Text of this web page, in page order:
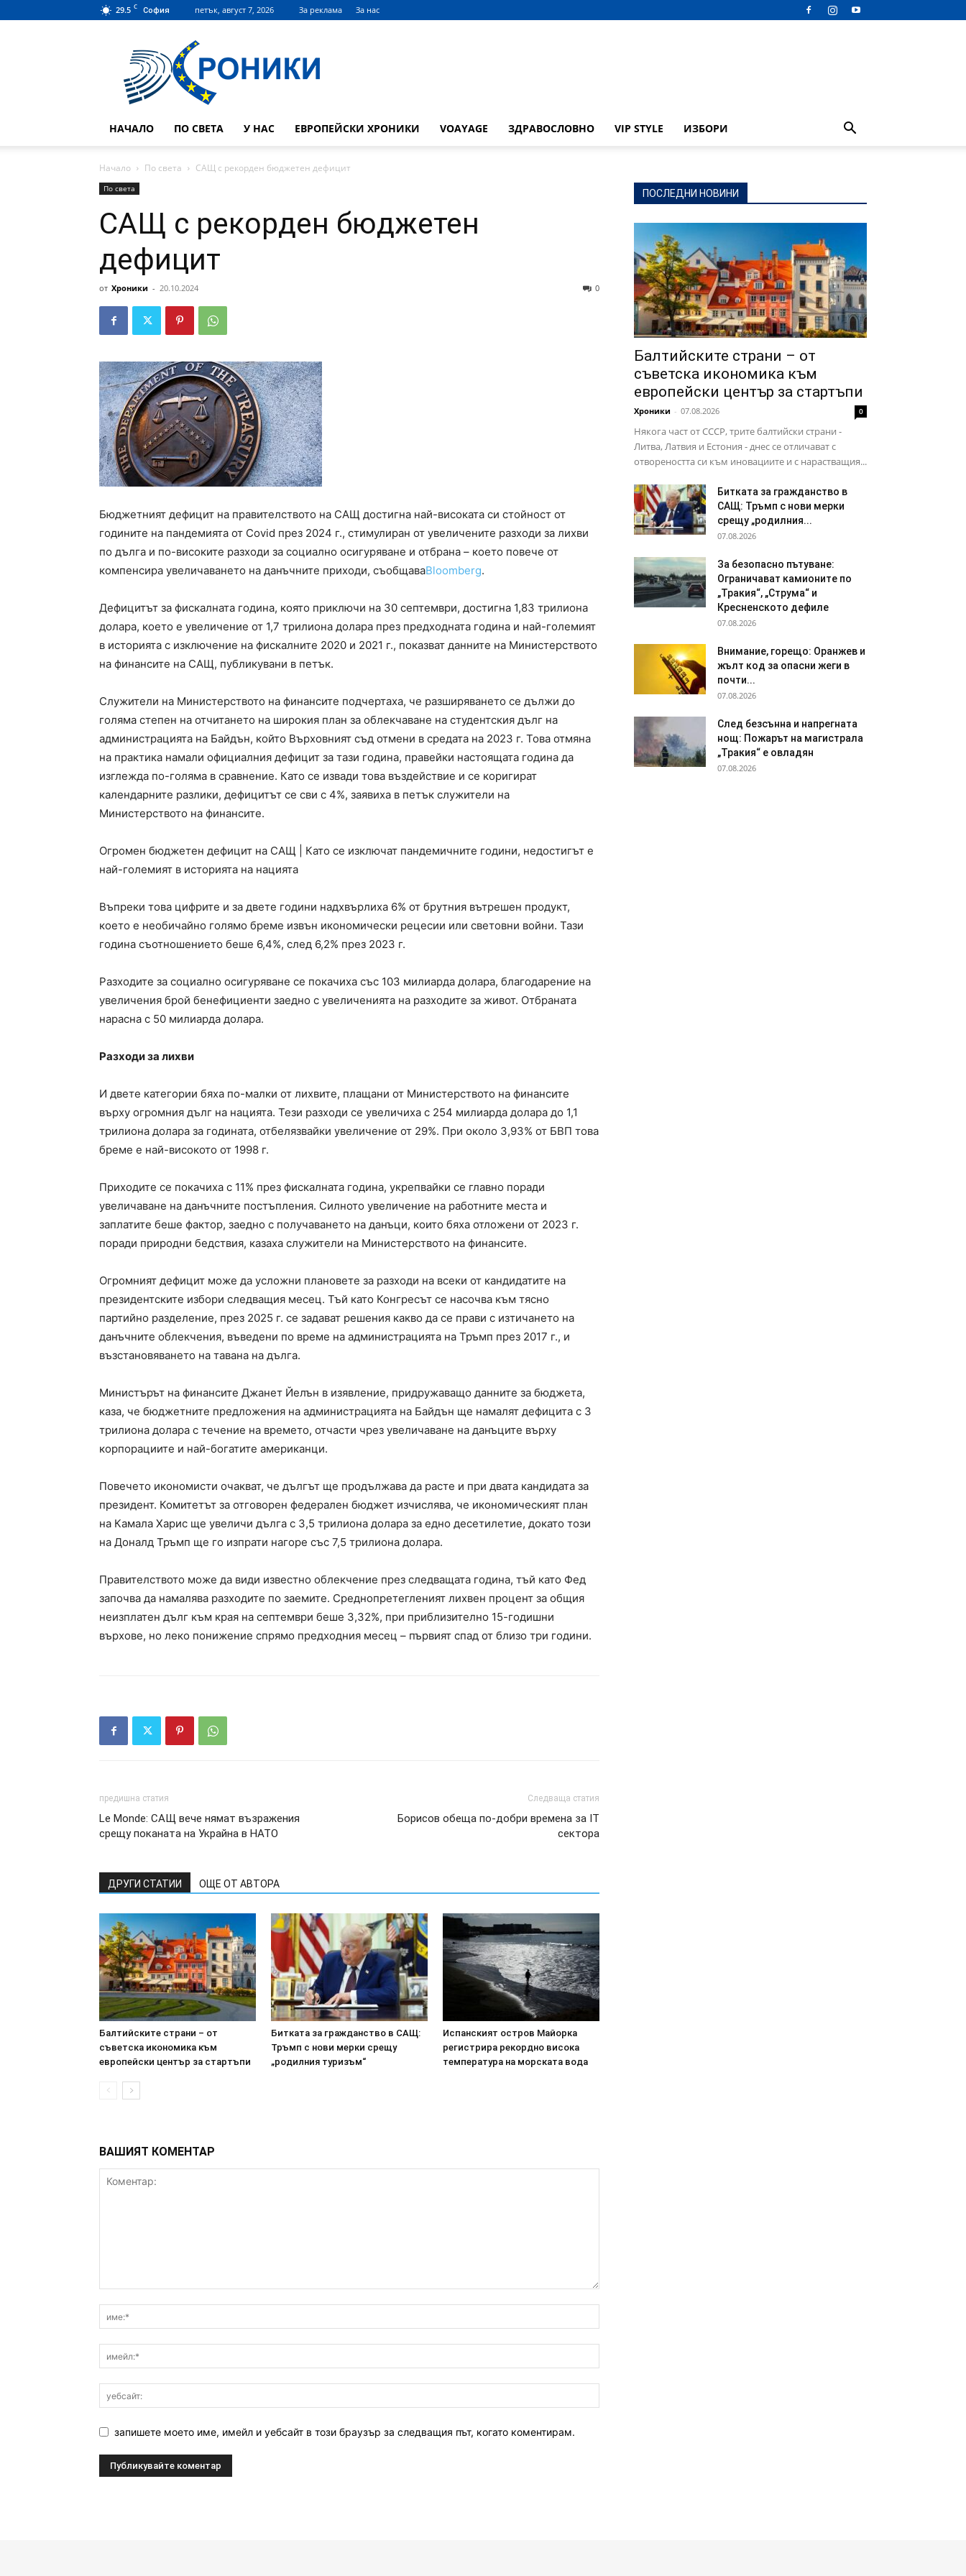
29.5 C София петък, август 7, 2026 За реклама За нас
НАЧАЛО ПО СВЕТА У НАС ЕВРОПЕЙСКИ ХРОНИКИ VOAYAGE ЗДРАВОСЛОВНО VIP STYLE ИЗБОРИ
Начало По света САЩ с рекорден бюджетен дефицит
По света
САЩ с рекорден бюджетен
дефицит
от Хроники - 20.10.2024 0
Бюджетният дефицит на правителството на САЩ достигна най-високата си стойност от
годините на пандемията от Covid през 2024 г., стимулиран от увеличените разходи за лихви
по дълга и по-високите разходи за социално осигуряване и отбрана – което повече от
компенсира увеличаването на данъчните приходи, съобщаваBloomberg.
Дефицитът за фискалната година, която приключи на 30 септември, достигна 1,83 трилиона
долара, което е увеличение от 1,7 трилиона долара през предходната година и най-големият
в историята с изключение на фискалните 2020 и 2021 г., показват данните на Министерството
на финансите на САЩ, публикувани в петък.
Служители на Министерството на финансите подчертаха, че разширяването се дължи до
голяма степен на отчитането на широкия план за облекчаване на студентския дълг на
администрацията на Байдън, който Върховният съд отмени в средата на 2023 г. Това отмяна
на практика намали официалния дефицит за тази година, правейки настоящата година да
изглежда по-голяма в сравнение. Като се извади това въздействие и се коригират
календарните разлики, дефицитът се сви с 4%, заявиха в петък служители на
Министерството на финансите.
Огромен бюджетен дефицит на САЩ | Като се изключат пандемичните години, недостигът е
най-големият в историята на нацията
Въпреки това цифрите и за двете години надхвърлиха 6% от брутния вътрешен продукт,
което е необичайно голямо бреме извън икономически рецесии или световни войни. Тази
година съотношението беше 6,4%, след 6,2% през 2023 г.
Разходите за социално осигуряване се покачиха със 103 милиарда долара, благодарение на
увеличения брой бенефициенти заедно с увеличенията на разходите за живот. Отбраната
нарасна с 50 милиарда долара.
Разходи за лихви
И двете категории бяха по-малки от лихвите, плащани от Министерството на финансите
върху огромния дълг на нацията. Тези разходи се увеличиха с 254 милиарда долара до 1,1
трилиона долара за годината, отбелязвайки увеличение от 29%. При около 3,93% от БВП това
бреме е най-високото от 1998 г.
Приходите се покачиха с 11% през фискалната година, укрепвайки се главно поради
увеличаване на данъчните постъпления. Силното увеличение на работните места и
заплатите беше фактор, заедно с получаването на данъци, които бяха отложени от 2023 г.
поради природни бедствия, казаха служители на Министерството на финансите.
Огромният дефицит може да усложни плановете за разходи на всеки от кандидатите на
президентските избори следващия месец. Тъй като Конгресът се насочва към тясно
партийно разделение, през 2025 г. се задават решения какво да се прави с изтичането на
данъчните облекчения, въведени по време на администрацията на Тръмп през 2017 г., и
възстановяването на тавана на дълга.
Министърът на финансите Джанет Йелън в изявление, придружаващо данните за бюджета,
каза, че бюджетните предложения на администрацията на Байдън ще намалят дефицита с 3
трилиона долара с течение на времето, отчасти чрез увеличаване на данъците върху
корпорациите и най-богатите американци.
Повечето икономисти очакват, че дългът ще продължава да расте и при двата кандидата за
президент. Комитетът за отговорен федерален бюджет изчислява, че икономическият план
на Камала Харис ще увеличи дълга с 3,5 трилиона долара за едно десетилетие, докато този
на Доналд Тръмп ще го изпрати нагоре със 7,5 трилиона долара.
Правителството може да види известно облекчение през следващата година, тъй като Фед
започва да намалява разходите по заемите. Среднопретегленият лихвен процент за общия
неизплатен дълг към края на септември беше 3,32%, при приблизително 15-годишни
върхове, но леко понижение спрямо предходния месец – първият спад от близо три години.
предишна статия
Le Monde: САЩ вече нямат възражения
срещу поканата на Украйна в НАТО
Следваща статия
Борисов обеща по-добри времена за IT
сектора
ДРУГИ СТАТИИ ОЩЕ ОТ АВТОРА
Балтийските страни – от
съветска икономика към
европейски център за стартъпи
Битката за гражданство в САЩ:
Тръмп с нови мерки срещу
„родилния туризъм“
Испанският остров Майорка
регистрира рекордно висока
температура на морската вода
ВАШИЯТ КОМЕНТАР
запишете моето име, имейл и уебсайт в този браузър за следващия път, когато коментирам.
ПОСЛЕДНИ НОВИНИ
Балтийските страни – от
съветска икономика към
европейски център за стартъпи
Хроники - 07.08.2026 0
Някога част от СССР, трите балтийски страни -
Литва, Латвия и Естония - днес се отличават с
отвореността си към иновациите и с нарастващия...
Битката за гражданство в
САЩ: Тръмп с нови мерки
срещу „родилния...
07.08.2026
За безопасно пътуване:
Ограничават камионите по
„Тракия“, „Струма“ и
Кресненското дефиле
07.08.2026
Внимание, горещо: Оранжев и
жълт код за опасни жеги в
почти...
07.08.2026
След безсънна и напрегната
нощ: Пожарът на магистрала
„Тракия“ е овладян
07.08.2026